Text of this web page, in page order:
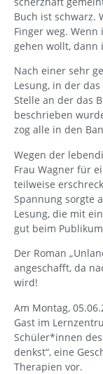
Buch ist schwarz.
Finger weg.
gehen wollt, dann
Nach einer sehr
Lesung, in der
Stelle an der das
beschrieben
zog alle in den
Wegen der
Frau Wagner für
teilweise
Spannung sorgte
Lesung, die mit
gut beim
Der Roman
angeschafft, da
wird!
Am Montag,
Gast im
Schüler*innen
denkst“, eine
Therapien vor.